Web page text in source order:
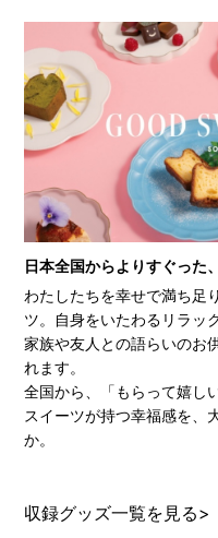
日本全国からよりすぐった
わたしたちを幸せで満ち足
ツ。自身をいたわるリラッ
家族や友人との語らいのお
れます。
全国から、「もらって嬉し
スイーツが持つ幸福感を、
か。
収録グッズ一覧を見る>